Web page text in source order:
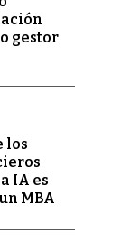
gestor
los
IA es
MBA